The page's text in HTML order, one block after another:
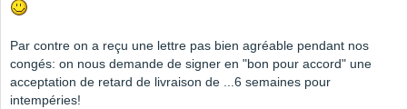
Par contre on a reçu une lettre pas bien agréable pendant nos
congés: on nous demande de signer en "bon pour accord" une
acceptation de retard de livraison de ...6 semaines pour
intempéries!